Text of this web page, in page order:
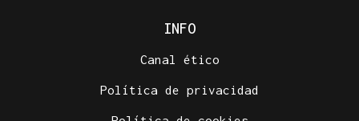
INFO
Canal ético
Política de privacidad